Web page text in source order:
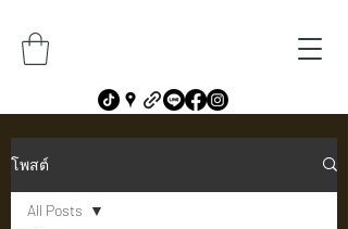
โพสต์
All Posts